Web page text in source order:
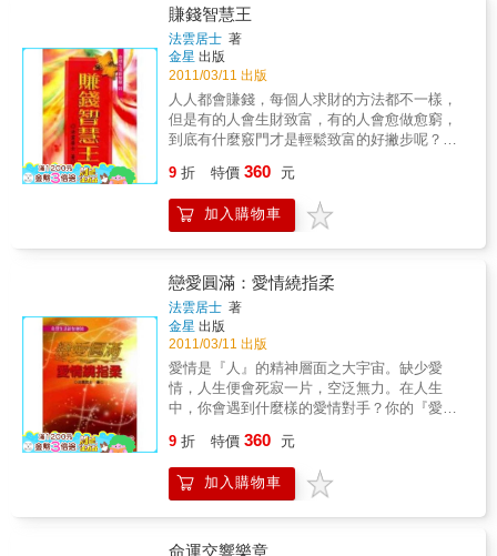
獻給一些工作事業起伏不定的朋友們，以期檢
討此人生格局後再出發，創造更精彩的人生！
賺錢智慧王
法雲居士 著
金星 出版
2011/03/11 出版
人人都會賺錢，每個人求財的方法都不一樣，
但是有的人會生財致富，有的人會愈做愈窮，
到底有什麼竅門才是輕鬆致富的好撇步呢？這
的最佳賺錢智慧了。有人說：什麼人賺什麼
錢！這可不一定！只要你得知賺錢的秘笈，也
一樣能輕鬆增加財富，瞭解個人股票、期貨操
水族以少積多的生財法。『賺錢智慧王』教你
輕鬆獲得成功與財富。
9 折 特價 360 元
加入購物車
戀愛圓滿：愛情繞指柔
法雲居士 著
金星 出版
2011/03/11 出版
愛情是『人』的精神層面之大宇宙。缺少愛
情，人生便會死寂一片，空泛無力。在人生
中，你會遇到什麼樣的愛情對手？你的『愛情
是相煎何太急的？你的『愛情穩定度』是什麼
方式的？是成熟型有彈力的？還是斷斷續續無
疾而終的？你想知道『花心大蘿蔔』的愛情智
夠讓你〝愛情圓滿〞的秘方，以及讓戀愛對方
9 折 特價 360 元
加入購物車
命運交響樂章